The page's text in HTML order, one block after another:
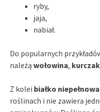
ryby,
jaja,
nabiał.
Do popularnych
należą wołowina, kurczak
Z kolei białko
roślinach i nie zawiera